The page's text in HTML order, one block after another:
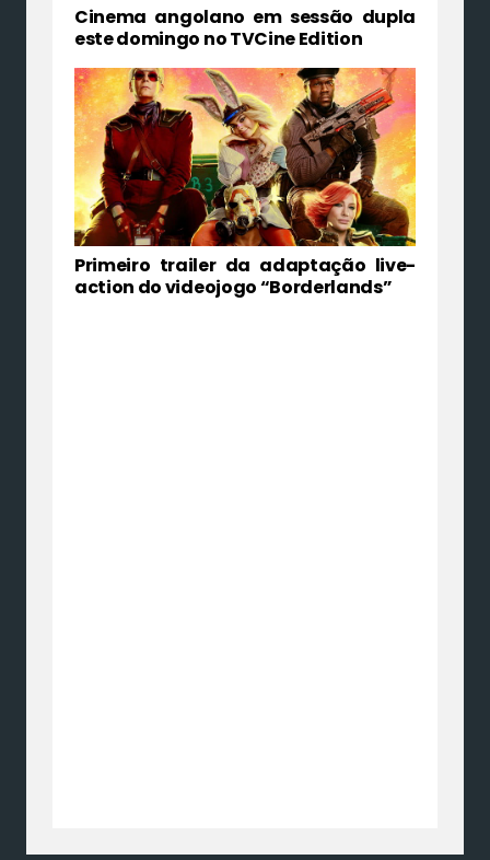
Cinema angolano em sessão dupla
este domingo no TVCine Edition
Primeiro trailer da adaptação live-
action do videojogo “Borderlands”